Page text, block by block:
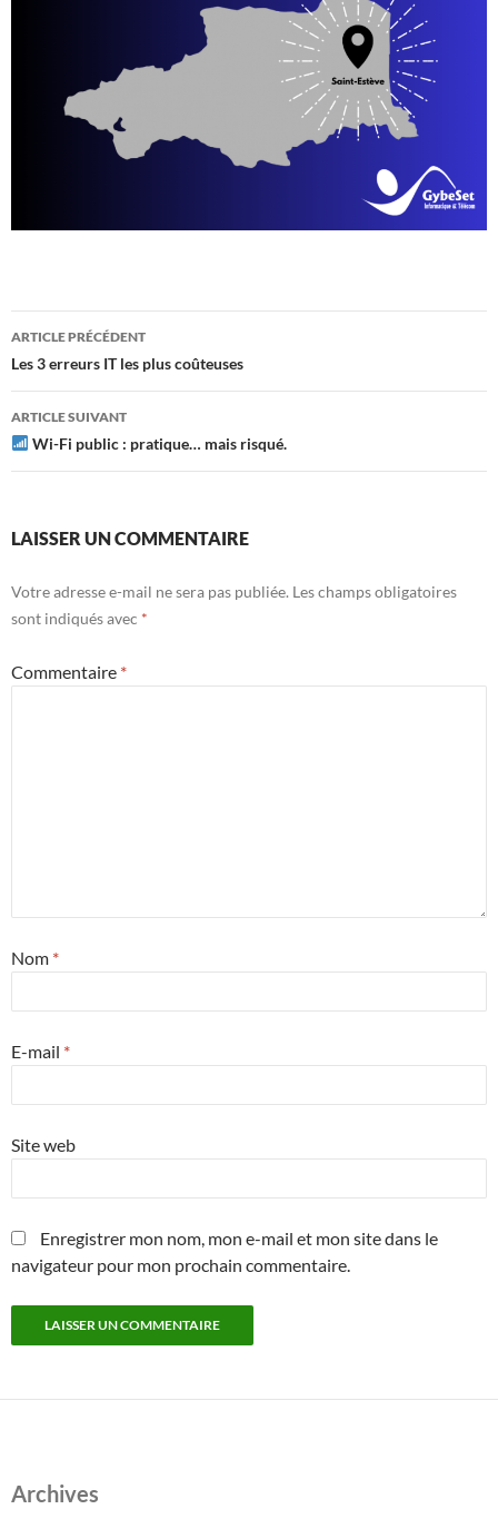
Navigation
des
articles
ARTICLE PRÉCÉDENT
Les 3 erreurs IT les plus coûteuses
ARTICLE SUIVANT
Wi-Fi public : pratique… mais risqué.
LAISSER UN COMMENTAIRE
Votre adresse e-mail ne sera pas publiée. Les champs obligatoires
sont indiqués avec *
Commentaire *
Nom *
E-mail *
Site web
Enregistrer mon nom, mon e-mail et mon site dans le
navigateur pour mon prochain commentaire.
Archives